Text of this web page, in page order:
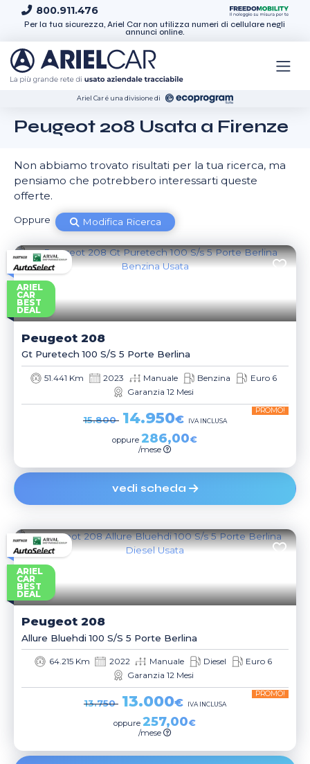
Skip to content
800.911.476
Per la tua sicurezza, Ariel Car non utilizza numeri di cellulare negli
annunci online.
Ariel Car é una divisione di
Peugeot 208 Usata a Firenze
Non abbiamo trovato risultati per la tua ricerca, ma
pensiamo che potrebbero interessarti queste
offerte.
Oppure Modifica Ricerca
ARIEL
CAR
BEST
DEAL
Peugeot 208
Gt Puretech 100 S/s 5 Porte Berlina
51.441 Km 2023 Manuale Benzina
Euro 6
Garanzia 12 Mesi
15.800 14.950€
PROMO!
IVA INCLUSA
oppure 286,00€
/mese
vedi scheda
ARIEL
CAR
BEST
DEAL
Peugeot 208
Allure Bluehdi 100 S/s 5 Porte Berlina
64.215 Km 2022 Manuale Diesel
Euro 6
Garanzia 12 Mesi
13.750 13.000€
PROMO!
IVA INCLUSA
oppure 257,00€
/mese